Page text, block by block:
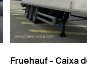
Fruehauf - Caixa